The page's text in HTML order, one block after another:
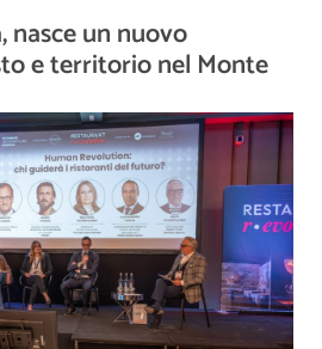
nasce un nuovo
e territorio nel Monte